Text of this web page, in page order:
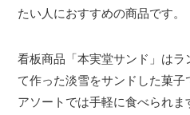
たい人におすすめの商品です。
看板商品「本実堂サンド」はラ
て作った淡雪をサンドした菓
アソートでは手軽に食べられま